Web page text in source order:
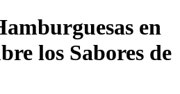
en
los Sabores de